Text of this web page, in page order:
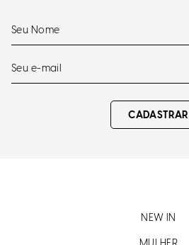
CADASTRAR
NEW IN